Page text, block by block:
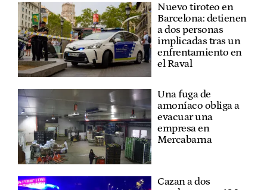
Nuevo tiroteo en
Barcelona: detienen
a dos personas
implicadas tras un
enfrentamiento en
el Raval
Una fuga de
amoníaco obliga a
evacuar una
empresa en
Mercabarna
Cazan a dos